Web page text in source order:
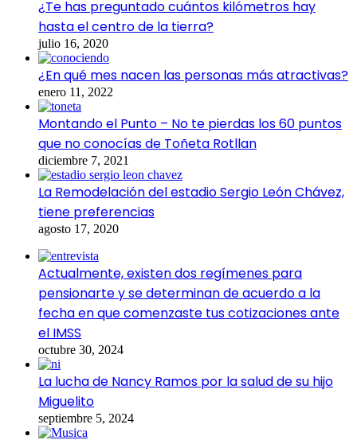
¿Te has preguntado cuántos kilómetros hay
hasta el centro de la tierra?
julio 16, 2020
¿En qué mes nacen las personas más atractivas?
enero 11, 2022
Montando el Punto – No te pierdas los 60 puntos
que no conocías de Toñeta Rotllan
diciembre 7, 2021
La Remodelación del estadio Sergio León Chávez,
tiene preferencias
agosto 17, 2020
Actualmente, existen dos regímenes para
pensionarte y se determinan de acuerdo a la
fecha en que comenzaste tus cotizaciones ante
el IMSS
octubre 30, 2024
La lucha de Nancy Ramos por la salud de su hijo
Miguelito
septiembre 5, 2024